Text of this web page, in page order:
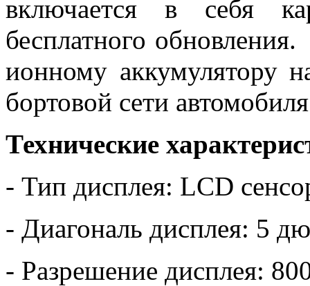
включается в себя
бесплатного
ионному аккумулятору
бортовой сети
Технические
- Тип дисплея: LCD
- Диагональ дисплея: 5
- Разрешение дисплея: